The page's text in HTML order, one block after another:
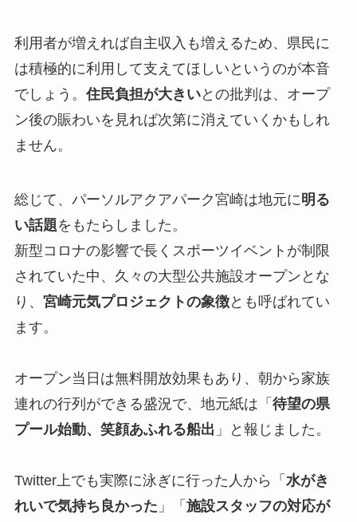
利用者が増えれば自主収入も増えるため、県民に
は積極的に利用して支えてほしいというのが本音
でしょう。 住民負担が大きいとの批判は、オープ
ン後の賑わいを見れば次第に消えていくかもしれ
ません。
総じて、パーソルアクアパーク宮崎は地元に明る
い話題をもたらしました。
新型コロナの影響で長くスポーツイベントが制限
されていた中、久々の大型公共施設オープンとな
り、 宮崎元気プロジェクトの象徴とも呼ばれてい
ます。
オープン当日は無料開放効果もあり、朝から家族
連れの行列ができる盛況で、地元紙は「 待望の県
プール始動、笑顔あふれる船出 」と報じました。
Twitter上でも実際に泳ぎに行った人から「 水がき
れいで気持ち良かった 」「 施設スタッフの対応が